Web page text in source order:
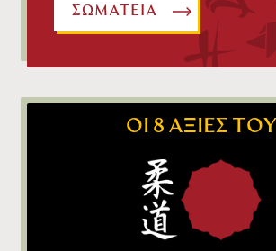
ΣΩΜΑΤΕΙΑ
ΟΙ 8 ΑΞΙΕΣ ΤΟΥ